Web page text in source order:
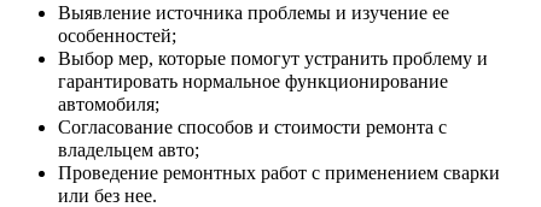
Выявление источника проблемы и изучение ее
особенностей;
Выбор мер, которые помогут устранить проблему и
гарантировать нормальное функционирование
автомобиля;
Согласование способов и стоимости ремонта с
владельцем авто;
Проведение ремонтных работ с применением сварки
или без нее.